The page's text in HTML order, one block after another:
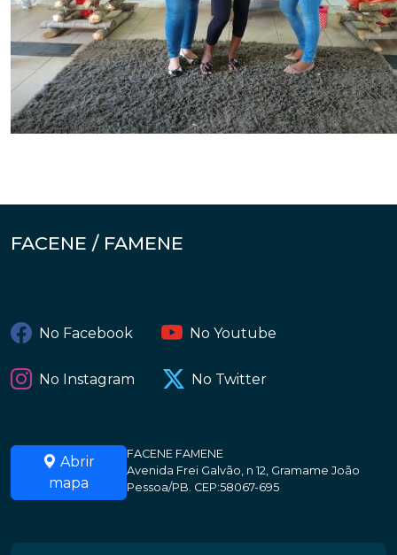
FACENE / FAMENE
No Facebook No Youtube
No Instagram No Twitter
Abrir
mapa
FACENE FAMENE
Avenida Frei Galvão, n 12, Gramame João
Pessoa/PB. CEP:58067-695